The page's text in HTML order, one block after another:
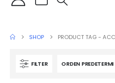
SHOP PRODUCT TAG -
FILTER